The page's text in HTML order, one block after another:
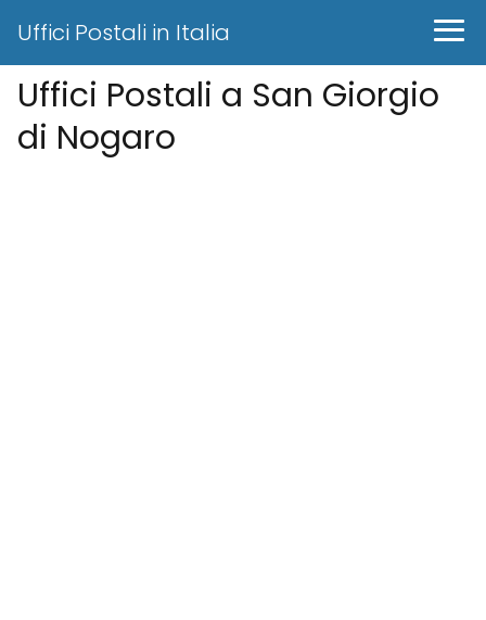
Uffici Postali in Italia
Uffici Postali a San Giorgio
di Nogaro